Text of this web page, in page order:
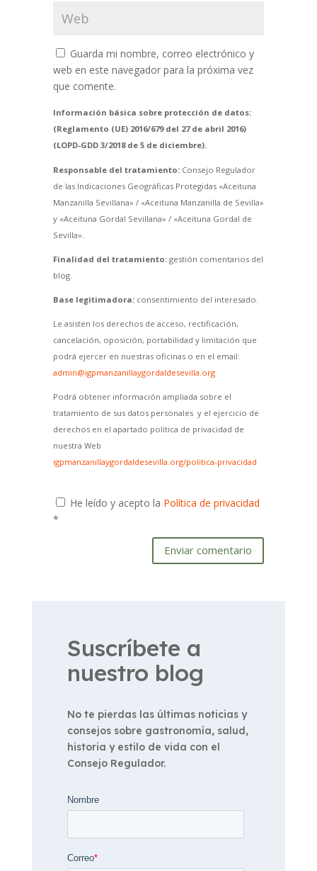
Guarda mi nombre, correo electrónico y
web en este navegador para la próxima vez
que comente.
Información básica sobre protección de datos:
(Reglamento (UE) 2016/679 del 27 de abril 2016)
(LOPD-GDD 3/2018 de 5 de diciembre).
Responsable del tratamiento:Consejo Regulador
de las Indicaciones Geográficas Protegidas «Aceituna
Manzanilla Sevillana» / «Aceituna Manzanilla de Sevilla»
y «Aceituna Gordal Sevillana» / «Aceituna Gordal de
Sevilla».
Finalidad del tratamiento:gestión comentarios del
blog.
Base legitimadora:consentimiento del interesado.
Le asisten los derechos de acceso, rectificación,
cancelación, oposición, portabilidad y limitación que
podrá ejercer en nuestras oficinas o en el email:
admin@igpmanzanillaygordaldesevilla.org
Podrá obtener información ampliada sobre el
tratamiento de sus datos personales y el ejercicio de
derechos en el apartado política de privacidad de
nuestra Web
igpmanzanillaygordaldesevilla.org/politica-privacidad
He leído y acepto la Política de privacidad
*
Enviar comentario
Suscríbete a
nuestro blog
No te pierdas las últimas noticias y
consejos sobre gastronomía, salud,
historia y estilo de vida con el
Consejo Regulador.